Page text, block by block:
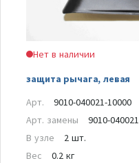
Нет в наличии
защита рычага, левая
Арт.
9010-040021-10000
Арт. замены
9010-040021
В узле
2 шт.
Вес
0.2 кг